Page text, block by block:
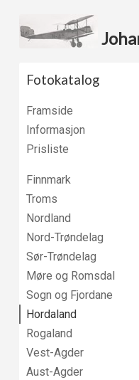
Fotokatalog
Framside
Informasjon
Prisliste
Finnmark
Troms
Nordland
Nord-Trøndelag
Sør-Trøndelag
Møre og Romsdal
Sogn og Fjordane
Hordaland
Rogaland
Vest-Agder
Aust-Agder